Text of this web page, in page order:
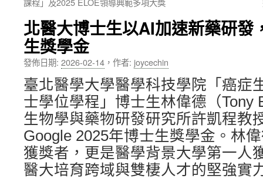
容北醫大博士生以AI加速新藥研
生獎學金
發佈日期: 2026-02-14 ， 作者: joycechin
臺北醫學大學醫學科技學院「癌症
士學位學程」博士生林偉德（Tony
生物學與藥物研發研究所許凱程教
Google 2025年博士生獎學金。林
獲獎者，更是醫學背景大學第一人
醫大培育跨域與雙棲人才的堅強實